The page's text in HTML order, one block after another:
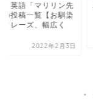
ま英語「マリリン先
の投稿一覧【お馴染
フレーズ、幅広く
2022年2月3日